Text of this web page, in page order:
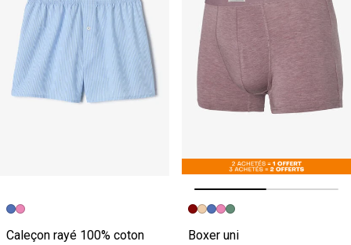
Caleçon rayé 100% coton
Image précédente
Image suivante
Boxer uni